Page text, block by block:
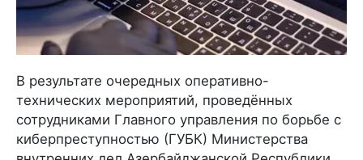
В результате очередных оперативно-
технических мероприятий, проведённых
сотрудниками Главного управления по борьбе с
киберпреступностью (ГУБК) Министерства